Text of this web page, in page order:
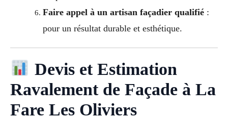
Faire appel à un artisan façadier qualifié:
pour un résultat durable et esthétique.
Devis et Estimation
Ravalement de Façade à La
Fare Les Oliviers